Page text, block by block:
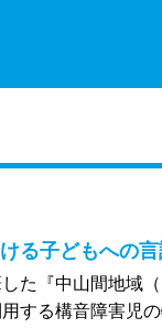
る子どもへの
た『中山間地域
する構音障害児